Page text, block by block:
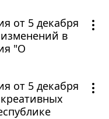
от 5 декабря
в
"О
от 5 декабря